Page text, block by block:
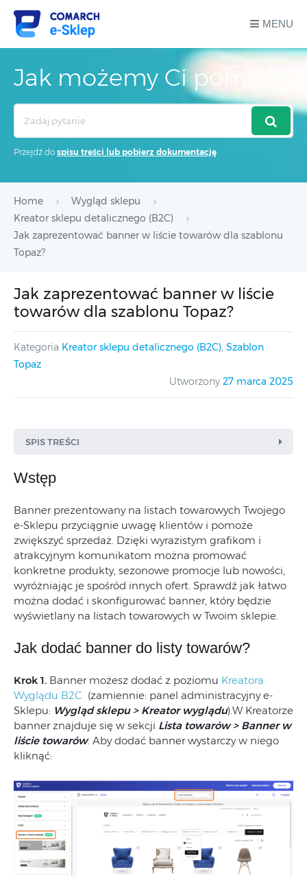
MENU
Jak możemy Ci pomóc?
Przejdź do spisu treści lub pobierz dokumentację
Home
Wygląd sklepu
Kreator sklepu detalicznego (B2C)
Jak zaprezentować banner w liście towarów dla szablonu
Topaz?
Jak zaprezentować banner w liście
towarów dla szablonu Topaz?
Kategoria Kreator sklepu detalicznego (B2C), Szablon
Topaz
Utworzony 27 marca 2025
SPIS TREŚCI
Wstęp
Banner prezentowany na listach towarowych Twojego
e-Sklepu przyciągnie uwagę klientów i pomoże
zwiększyć sprzedaż. Dzięki wyrazistym grafikom i
atrakcyjnym komunikatom można promować
konkretne produkty, sezonowe promocje lub nowości,
wyróżniając je spośród innych ofert. Sprawdź jak łatwo
można dodać i skonfigurować banner, który będzie
wyświetlany na listach towarowych w Twoim sklepie.
Jak dodać banner do listy towarów?
Krok 1. Banner możesz dodać z poziomu Kreatora
Wyglądu B2C (zamiennie: panel administracyjny e-
Sklepu: Wygląd sklepu > Kreator wyglądu).W Kreatorze
banner znajduje się w sekcji Lista towarów > Banner w
liście towarów. Aby dodać banner wystarczy w niego
kliknąć: